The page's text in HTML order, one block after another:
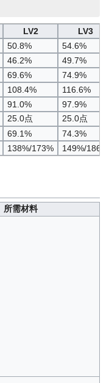
LV2
LV3
50.8%
54.6%
46.2%
49.7%
69.6%
74.9%
108.4%
116.6%
91.0%
97.9%
25.0点
25.0点
69.1%
74.3%
138%/173% 149%/186%
所需材料